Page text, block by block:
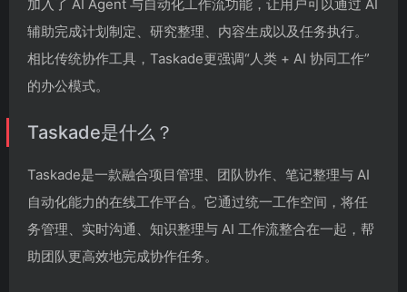
加入了 AI Agent 与自动化工作流功能，让用户可以通过 AI
辅助完成计划制定、研究整理、内容生成以及任务执行。
相比传统协作工具，Taskade更强调“人类 + AI 协同工作”
的办公模式。
Taskade是什么？
Taskade是一款融合项目管理、团队协作、笔记整理与 AI
自动化能力的在线工作平台。它通过统一工作空间，将任
务管理、实时沟通、知识整理与 AI 工作流整合在一起，帮
助团队更高效地完成协作任务。